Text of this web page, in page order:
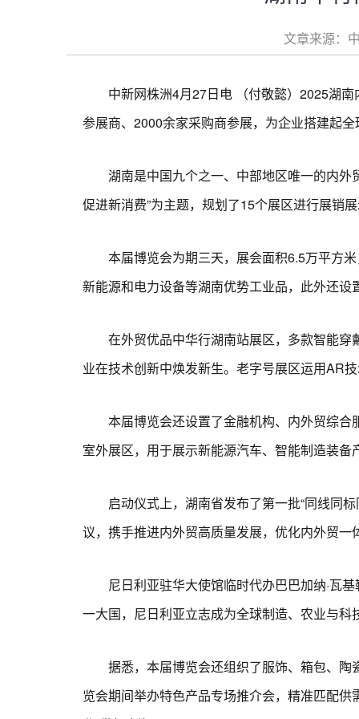
文章来源：
中新网株洲4月27日电 （付敬懿）2025湖南
参展商、2000余家采购商参展，为企业搭建起
湖南是中国九个之一、中部地区唯一的内外
促进新消费”为主题，规划了15个展区进行展销
本届博览会为期三天，展会面积6.5万平方米
新能源和电力设备等湖南优势工业品，此外还
在外贸优品中华行湖南站展区，多款智能穿
业在技术创新中焕发新生。老字号展区运用AR
本届博览会还设置了金融机构、内外贸综合
室外展区，用于展示新能源汽车、智能制造装
启动仪式上，湖南省发布了第一批“同线同标
议，携手推进内外贸高质量发展，优化内外贸
尼日利亚驻华大使馆临时代办巴巴加纳·瓦基
一大国，尼日利亚立志成为全球制造、农业与
据悉，本届博览会还组织了服饰、箱包、陶
览会期间举办特色产品专场推介会，精准匹配